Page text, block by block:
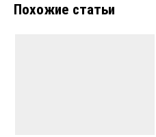
записям
Похожие статьи